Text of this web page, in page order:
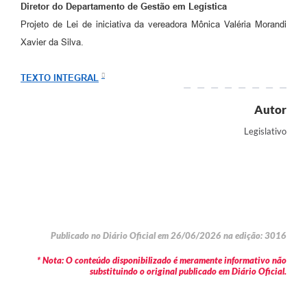
Diretor do Departamento de Gestão em Legística
Projeto de Lei de iniciativa da vereadora Mônica Valéria Morandi
Xavier da Silva.
TEXTO INTEGRAL
Autor
Legislativo
Publicado no Diário Oficial em 26/06/2026 na edição: 3016
* Nota: O conteúdo disponibilizado é meramente informativo não
substituindo o original publicado em Diário Oficial.